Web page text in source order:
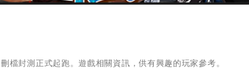
檔封測正式起跑。遊戲相關資訊，供有興趣的玩家參考。